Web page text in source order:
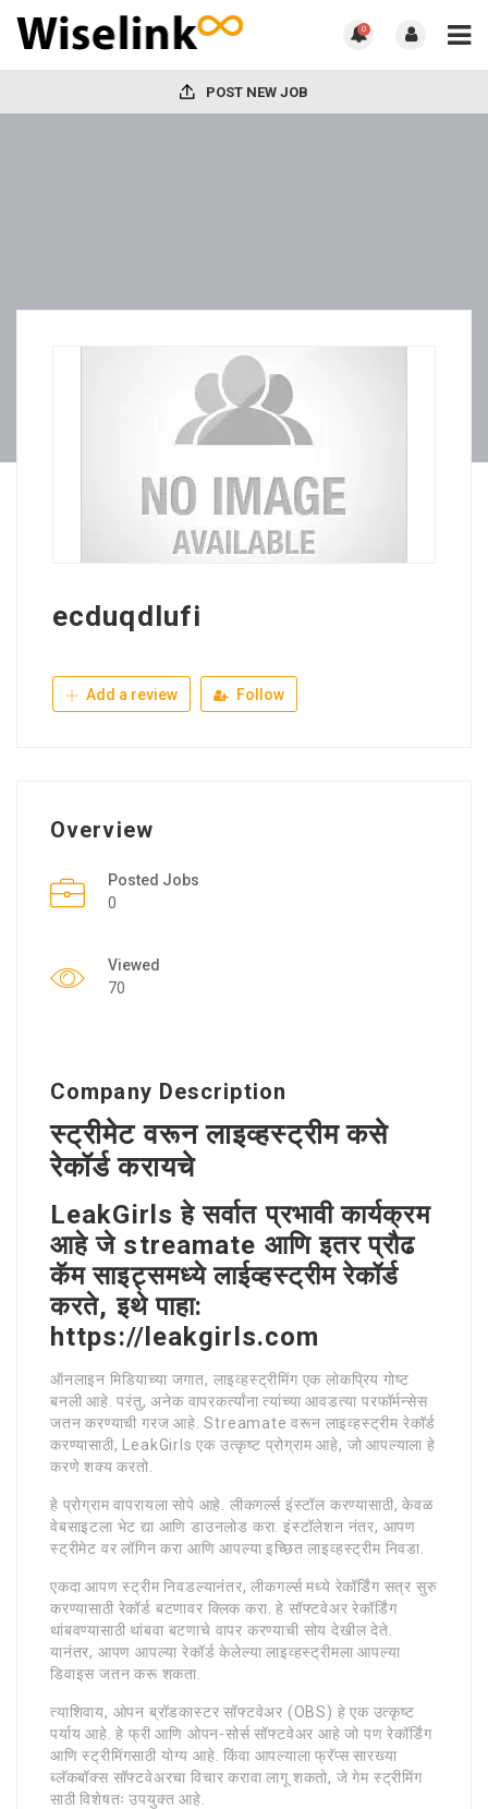
0
POST NEW JOB
ecduqdlufi
Add a review Follow
Overview
Posted Jobs
0
Viewed
70
Company Description
स्ट्रीमेट वरून लाइव्हस्ट्रीम कसे
रेकॉर्ड करायचे
LeakGirls हे सर्वात प्रभावी कार्यक्रम
आहे जे streamate आणि इतर प्रौढ
कॅम साइट्समध्ये लाईव्हस्ट्रीम रेकॉर्ड
करते, इथे पाहा:
https://leakgirls.com
ऑनलाइन मिडियाच्या जगात, लाइव्हस्ट्रीमिंग एक लोकप्रिय गोष्ट
बनली आहे. परंतु, अनेक वापरकर्त्यांना त्यांच्या आवडत्या परफॉर्मन्सेस
जतन करण्याची गरज आहे. Streamate वरून लाइव्हस्ट्रीम रेकॉर्ड
करण्यासाठी, LeakGirls एक उत्कृष्ट प्रोग्राम आहे, जो आपल्याला हे
करणे शक्य करतो.
हे प्रोग्राम वापरायला सोपे आहे. लीकगर्ल्स इंस्टॉल करण्यासाठी, केवळ
वेबसाइटला भेट द्या आणि डाउनलोड करा. इंस्टॉलेशन नंतर, आपण
स्ट्रीमेट वर लॉगिन करा आणि आपल्या इच्छित लाइव्हस्ट्रीम निवडा.
एकदा आपण स्ट्रीम निवडल्यानंतर, लीकगर्ल्स मध्ये रेकॉर्डिंग सत्र सुरु
करण्यासाठी रेकॉर्ड बटणावर क्लिक करा. हे सॉफ्टवेअर रेकॉर्डिंग
थांबवण्यासाठी थांबवा बटणाचे वापर करण्याची सोय देखील देते.
यानंतर, आपण आपल्या रेकॉर्ड केलेल्या लाइव्हस्ट्रीमला आपल्या
डिवाइस जतन करू शकता.
त्याशिवाय, ओपन ब्रॉडकास्टर सॉफ्टवेअर (OBS) हे एक उत्कृष्ट
पर्याय आहे. हे फ्री आणि ओपन-सोर्स सॉफ्टवेअर आहे जो पण रेकॉर्डिंग
आणि स्ट्रीमिंगसाठी योग्य आहे. किंवा आपल्याला फ्रॅप्स सारख्या
ब्लॅकबॉक्स सॉफ्टवेअरचा विचार करावा लागू शकतो, जे गेम स्ट्रीमिंग
साठी विशेषतः उपयुक्त आहे.